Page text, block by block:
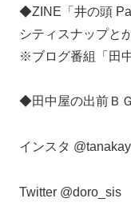
◆ZINE「井の頭
シティスナップと
※ブログ番組「田
◆田中屋の出前Ｂ
インスタ
Twitter @doro_sis